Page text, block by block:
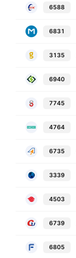
6588
6831
3135
6940
7745
4764
6735
3339
4503
6739
6805